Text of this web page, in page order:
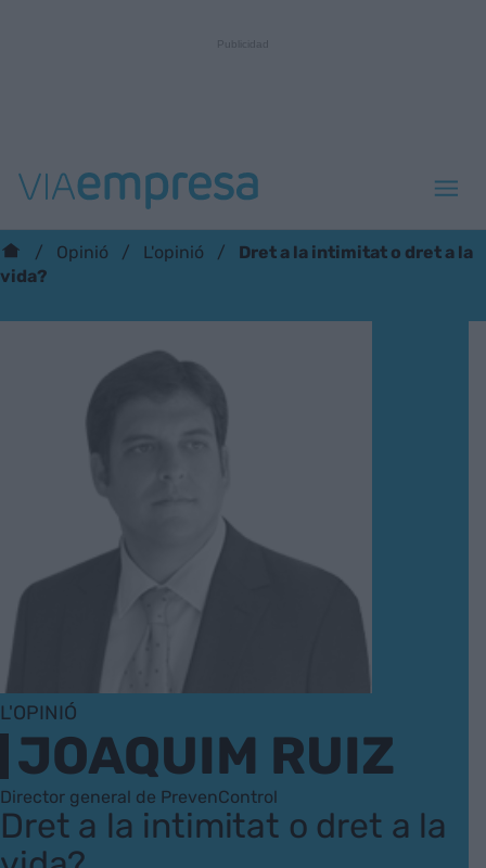
Opinió L'opinió
Dret a la intimitat o dret a la
vida?
L'OPINIÓ
JOAQUIM RUIZ
Director general de PrevenControl
Dret a la intimitat o dret a la